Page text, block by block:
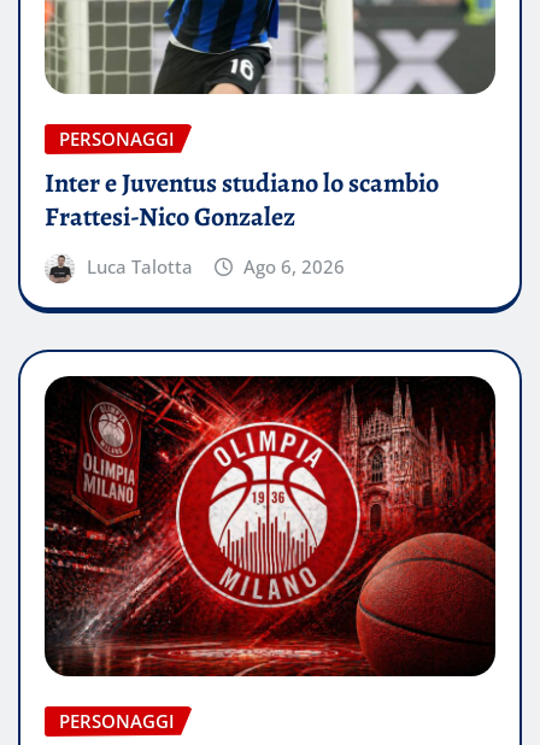
PERSONAGGI
Inter e Juventus studiano lo scambio
Frattesi-Nico Gonzalez
Luca Talotta Ago 6, 2026
PERSONAGGI